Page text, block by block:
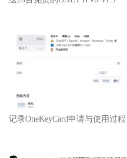
记录OneKeyCard申请与使用过程